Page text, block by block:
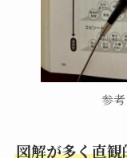
参
図解が多く直